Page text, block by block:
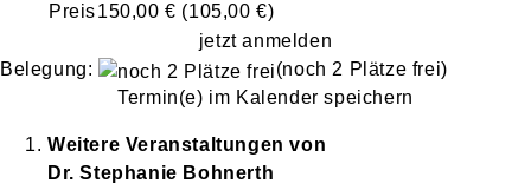
Preis150,00 € (105,00 €)
jetzt anmelden
Belegung:
(noch 2 Plätze frei)
Termin(e) im Kalender speichern
Weitere Veranstaltungen von
Dr.Stephanie Bohnerth